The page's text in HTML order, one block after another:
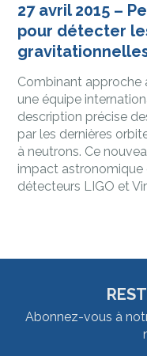
27 avril 2015 –
pour détecter
Combinant approche
une équipe
description précise
par les dernières
à neutrons. Ce
impact astronomique
détecteurs LIGO et
Abonnez-vous à